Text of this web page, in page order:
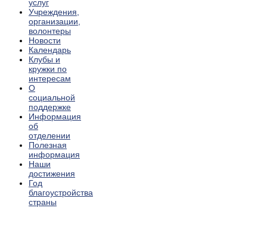
услуг
Учреждения,
организации,
волонтеры
Новости
Календарь
Клубы и
кружки по
интересам
О
социальной
поддержке
Информация
об
отделении
Полезная
информация
Наши
достижения
Год
благоустройства
страны